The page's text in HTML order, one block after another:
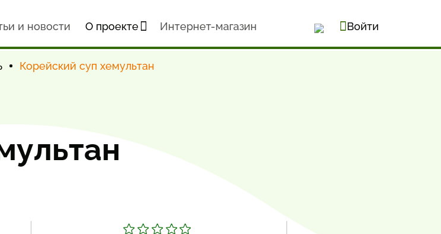
и новости О проекте Интернет-магазин Войти
Корейский суп хемультан